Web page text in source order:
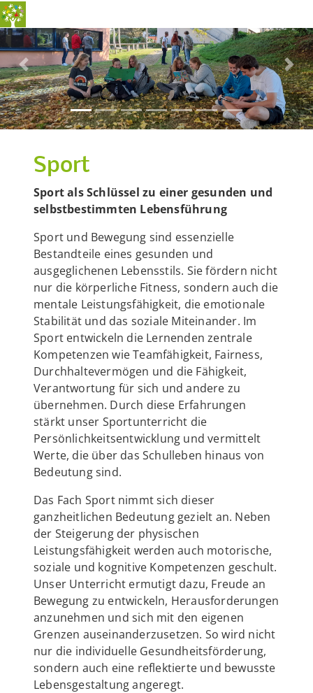
Previous Next
Sport
Sport als Schlüssel zu einer gesunden und
selbstbestimmten Lebensführung
Sport und Bewegung sind essenzielle
Bestandteile eines gesunden und
ausgeglichenen Lebensstils. Sie fördern nicht
nur die körperliche Fitness, sondern auch die
mentale Leistungsfähigkeit, die emotionale
Stabilität und das soziale Miteinander. Im
Sport entwickeln die Lernenden zentrale
Kompetenzen wie Teamfähigkeit, Fairness,
Durchhaltevermögen und die Fähigkeit,
Verantwortung für sich und andere zu
übernehmen. Durch diese Erfahrungen
stärkt unser Sportunterricht die
Persönlichkeitsentwicklung und vermittelt
Werte, die über das Schulleben hinaus von
Bedeutung sind.
Das Fach Sport nimmt sich dieser
ganzheitlichen Bedeutung gezielt an. Neben
der Steigerung der physischen
Leistungsfähigkeit werden auch motorische,
soziale und kognitive Kompetenzen geschult.
Unser Unterricht ermutigt dazu, Freude an
Bewegung zu entwickeln, Herausforderungen
anzunehmen und sich mit den eigenen
Grenzen auseinanderzusetzen. So wird nicht
nur die individuelle Gesundheitsförderung,
sondern auch eine reflektierte und bewusste
Lebensgestaltung angeregt.